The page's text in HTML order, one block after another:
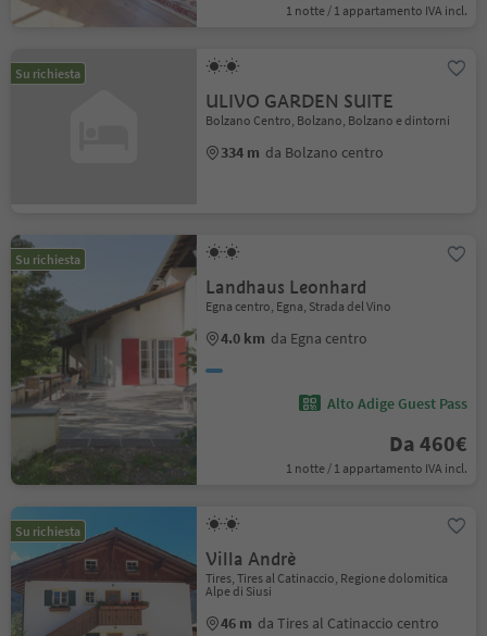
1 notte / 1 appartamento IVA incl.
Su richiesta
ULIVO GARDEN SUITE
Bolzano Centro, Bolzano, Bolzano e dintorni
334 m da Bolzano centro
Su richiesta
Landhaus Leonhard
Egna centro, Egna, Strada del Vino
4.0 km da Egna centro
Alto Adige Guest Pass
Da 460€
1 notte / 1 appartamento IVA incl.
Su richiesta
Villa Andrè
Tires, Tires al Catinaccio, Regione dolomitica
Alpe di Siusi
46 m da Tires al Catinaccio centro